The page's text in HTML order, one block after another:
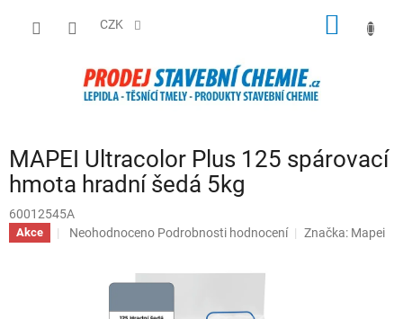
CZK
MAPEI Ultracolor Plus 125 spárovací
hmota hradní šedá 5kg
60012545A
Akce
Průměrné
Neohodnoceno Podrobnosti hodnocení Značka: Mapei